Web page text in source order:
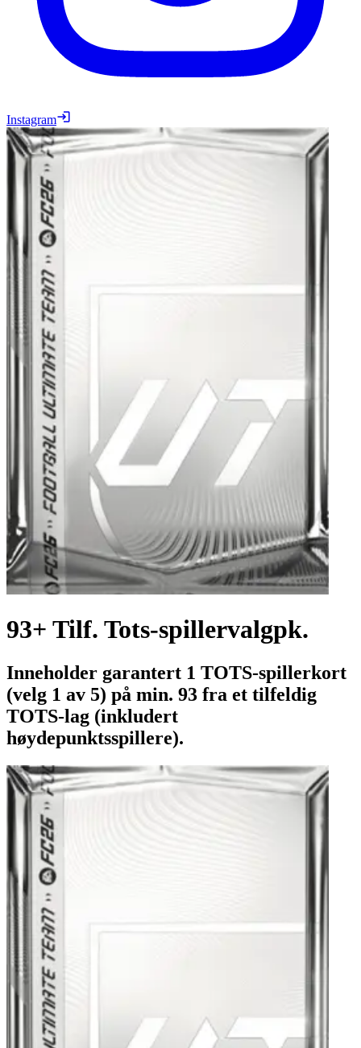
Instagram
93+ Tilf. Tots-spillervalgpk.
Inneholder garantert 1 TOTS-spillerkort
(velg 1 av 5) på min. 93 fra et tilfeldig
TOTS-lag (inkludert
høydepunktsspillere).